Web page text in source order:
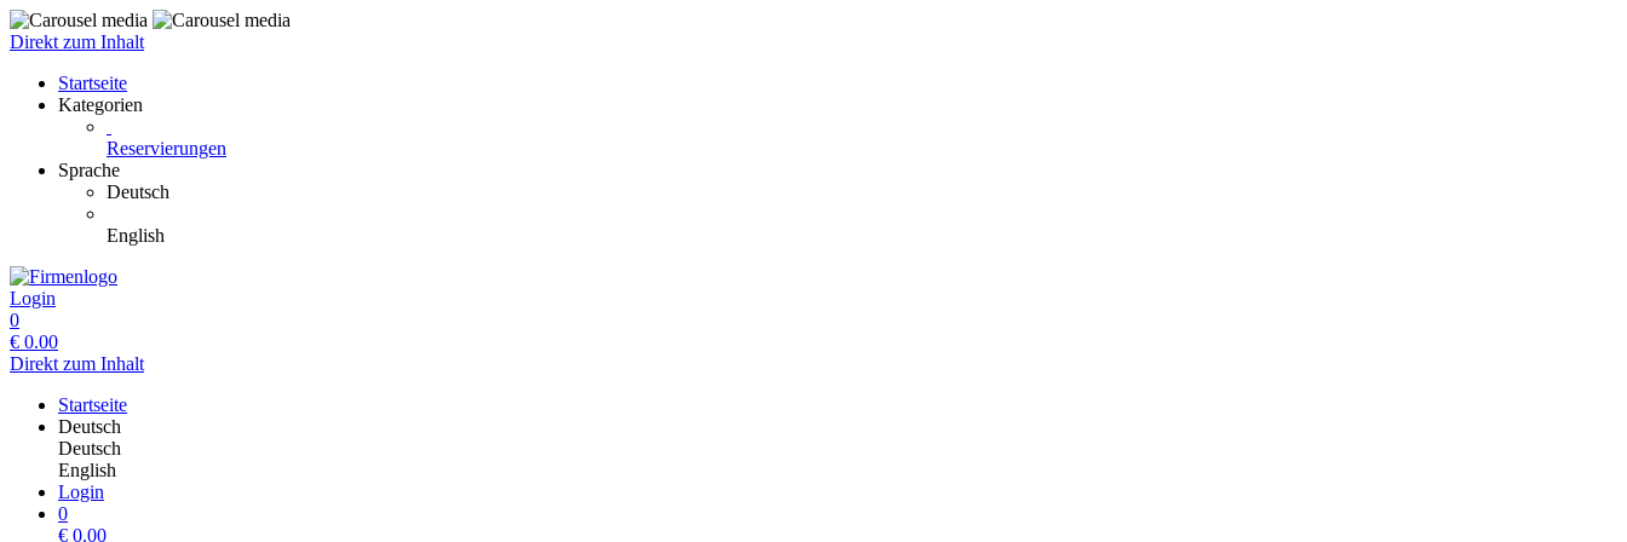
Direkt zum Inhalt
Startseite
Kategorien
Reservierungen
Sprache
Deutsch
English
Login
0
€ 0.00
Direkt zum Inhalt
Startseite
Deutsch
Deutsch
English
Login
0
€ 0.00